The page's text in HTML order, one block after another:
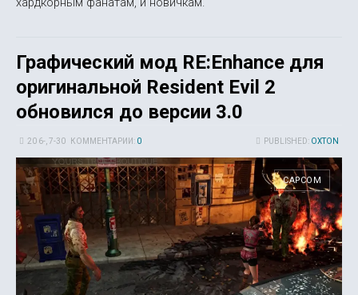
Графический мод RE:Enhance для
оригинальной Resident Evil 2
обновился до версии 3.0
PUBLISHED: OXTON
20 6-, 7-30 КОММЕНТАРИИ: 0
CAPCOM